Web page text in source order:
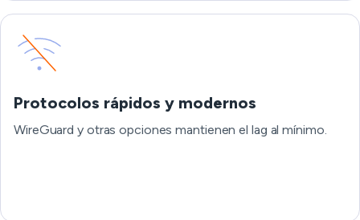
Protocolos rápidos y modernos
WireGuard y otras opciones mantienen el lag al mínimo.